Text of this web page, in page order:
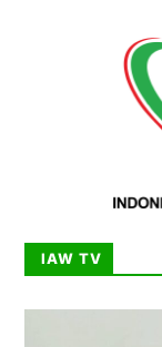
IAW TV